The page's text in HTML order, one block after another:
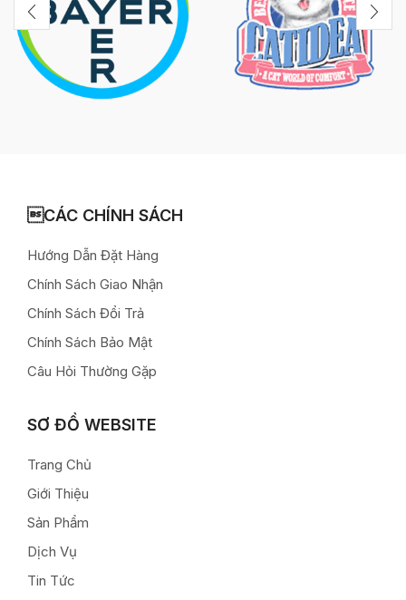
CÁC CHÍNH SÁCH
Hướng Dẫn Đặt Hàng
Chính Sách Giao Nhận
Chính Sách Đổi Trả
Chính Sách Bảo Mật
Câu Hỏi Thường Gặp
SƠ ĐỒ WEBSITE
Trang Chủ
Giới Thiệu
Sản Phẩm
Dịch Vụ
Tin Tức